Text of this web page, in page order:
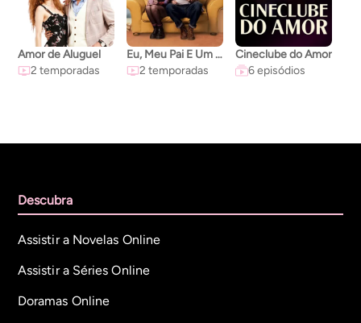
Amor de Aluguel
2 temporadas
Eu, Meu Pai E Um Bebê
2 temporadas
Cineclube do Amor
6 episódios
Descubra
Assistir a Novelas Online
Assistir a Séries Online
Doramas Online